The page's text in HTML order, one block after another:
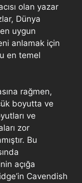
olan yazar
Dünya
uygun
anlamak için
en temel
rağmen,
boyutta ve
ve
zor
Bu
açığa
Cavendish